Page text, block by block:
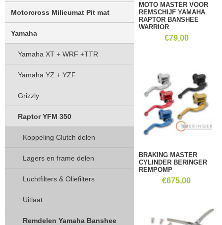
Motorcross Milieumat Pit mat
Yamaha
Yamaha XT + WRF +TTR
Yamaha YZ + YZF
Grizzly
Raptor YFM 350
Koppeling Clutch delen
Lagers en frame delen
Luchtfilters & Oliefilters
Uitlaat
Remdelen Yamaha Banshee
MOTO MASTER VOOR
REMSCHIJF YAMAHA
RAPTOR BANSHEE
WARRIOR
€79,00
BRAKING MASTER
CYLINDER BERINGER
REMPOMP
€675,00